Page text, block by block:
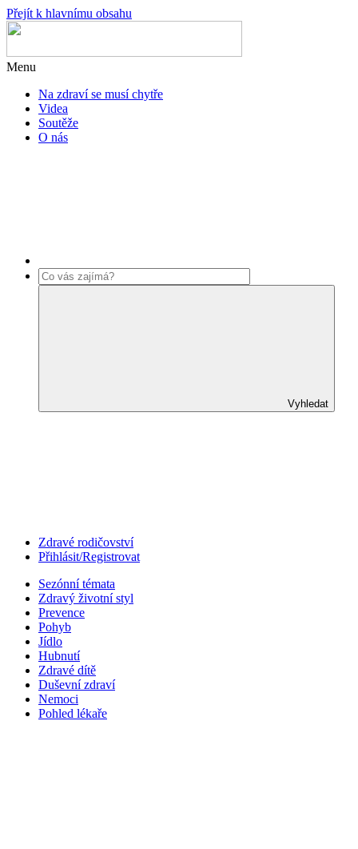
Přejít k hlavnímu obsahu
Menu
Na zdraví se musí chytře
Videa
Soutěže
O nás
Vyhledat
Zdravé rodičovství
Přihlásit/Registrovat
Sezónní témata
Zdravý životní styl
Prevence
Pohyb
Jídlo
Hubnutí
Zdravé dítě
Duševní zdraví
Nemoci
Pohled lékaře